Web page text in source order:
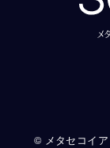
© メタセコイ